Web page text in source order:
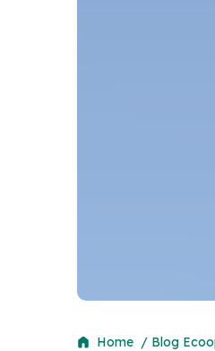
Home / Blog